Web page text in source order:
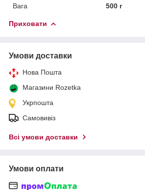
Вага
500 г
Приховати
Умови доставки
Нова Пошта
Магазини Rozetka
Укрпошта
Самовивіз
Всі умови доставки
Умови оплати